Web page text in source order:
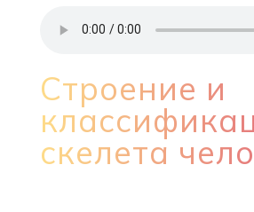
Строение и
скелета